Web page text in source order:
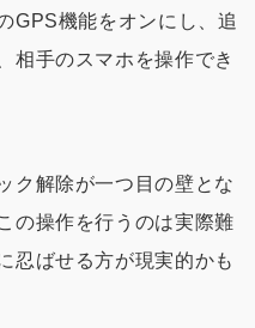
GPS機能をオンにし、追
相手のスマホを操作でき
ク解除が一つ目の壁とな
の操作を行うのは実際難
忍ばせる方が現実的かも